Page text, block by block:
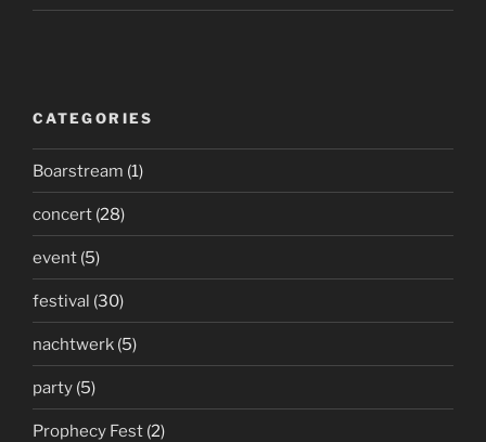
CATEGORIES
Boarstream (1)
concert (28)
event (5)
festival (30)
nachtwerk (5)
party (5)
Prophecy Fest (2)